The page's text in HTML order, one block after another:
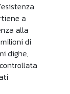
a
alla
di
dighe,